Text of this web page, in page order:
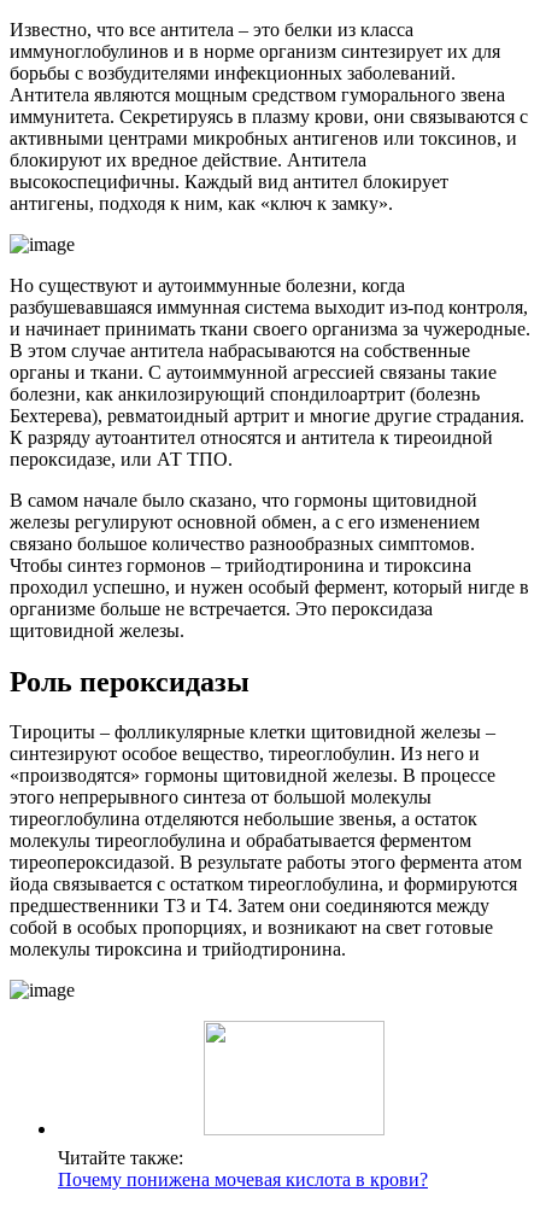
Известно, что все антитела – это белки из класса
иммуноглобулинов и в норме организм синтезирует их для
борьбы с возбудителями инфекционных заболеваний.
Антитела являются мощным средством гуморального звена
иммунитета. Секретируясь в плазму крови, они связываются с
активными центрами микробных антигенов или токсинов, и
блокируют их вредное действие. Антитела
высокоспецифичны. Каждый вид антител блокирует
антигены, подходя к ним, как «ключ к замку».
Но существуют и аутоиммунные болезни, когда
разбушевавшаяся иммунная система выходит из-под контроля,
и начинает принимать ткани своего организма за чужеродные.
В этом случае антитела набрасываются на собственные
органы и ткани. С аутоиммунной агрессией связаны такие
болезни, как анкилозирующий спондилоартрит (болезнь
Бехтерева), ревматоидный артрит и многие другие страдания.
К разряду аутоантител относятся и антитела к тиреоидной
пероксидазе, или АТ ТПО.
В самом начале было сказано, что гормоны щитовидной
железы регулируют основной обмен, а с его изменением
связано большое количество разнообразных симптомов.
Чтобы синтез гормонов – трийодтиронина и тироксина
проходил успешно, и нужен особый фермент, который нигде в
организме больше не встречается. Это пероксидаза
щитовидной железы.
Роль пероксидазы
Тироциты – фолликулярные клетки щитовидной железы –
синтезируют особое вещество, тиреоглобулин. Из него и
«производятся» гормоны щитовидной железы. В процессе
этого непрерывного синтеза от большой молекулы
тиреоглобулина отделяются небольшие звенья, а остаток
молекулы тиреоглобулина и обрабатывается ферментом
тиреопероксидазой. В результате работы этого фермента атом
йода связывается с остатком тиреоглобулина, и формируются
предшественники Т3 и Т4. Затем они соединяются между
собой в особых пропорциях, и возникают на свет готовые
молекулы тироксина и трийодтиронина.
Читайте также:
Почему понижена мочевая кислота в крови?